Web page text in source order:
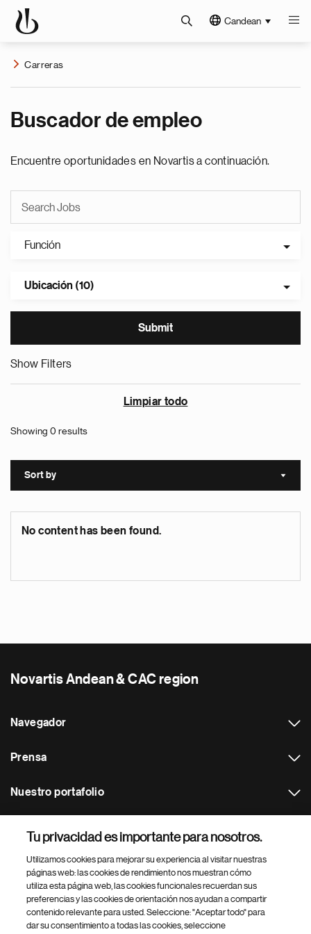
Candean
Carreras
Buscador de empleo
Encuentre oportunidades en Novartis a continuación.
Función
Ubicación (10)
Show Filters
Limpiar todo
Showing 0 results
Sort by Sort
No content has been found.
Novartis Andean & CAC region
Navegador
Prensa
Nuestro portafolio
Footer Site Search
Tu privacidad es importante para nosotros.
Utilizamos cookies para mejorar su experiencia al visitar nuestras
páginas web: las cookies de rendimiento nos muestran cómo
utiliza esta página web, las cookies funcionales recuerdan sus
preferencias y las cookies de orientación nos ayudan a compartir
contenido relevante para usted. Seleccione: "Aceptar todo" para
dar su consentimiento a todas las cookies, seleccione